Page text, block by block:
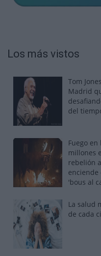
Los más vistos
Tom
Madrid
del
Fuego en
millones
rebelión
enciende
'bous al
La salud
de cada